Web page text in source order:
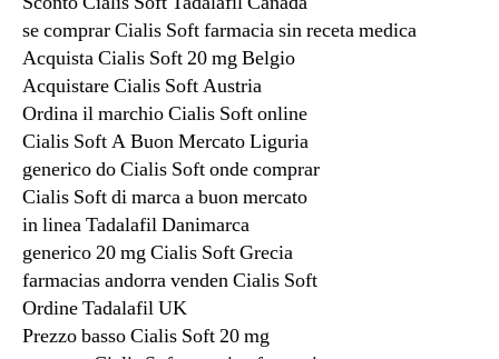
se comprar Cialis Soft farmacia sin receta medica
Acquista Cialis Soft 20 mg Belgio
Acquistare Cialis Soft Austria
Ordina il marchio Cialis Soft online
Cialis Soft A Buon Mercato Liguria
generico do Cialis Soft onde comprar
Cialis Soft di marca a buon mercato
in linea Tadalafil Danimarca
generico 20 mg Cialis Soft Grecia
farmacias andorra venden Cialis Soft
Ordine Tadalafil UK
Prezzo basso Cialis Soft 20 mg